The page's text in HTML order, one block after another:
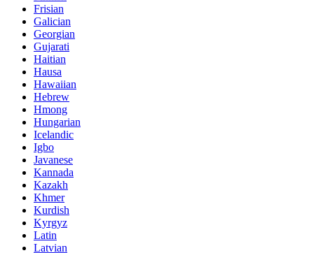
Frisian
Galician
Georgian
Gujarati
Haitian
Hausa
Hawaiian
Hebrew
Hmong
Hungarian
Icelandic
Igbo
Javanese
Kannada
Kazakh
Khmer
Kurdish
Kyrgyz
Latin
Latvian